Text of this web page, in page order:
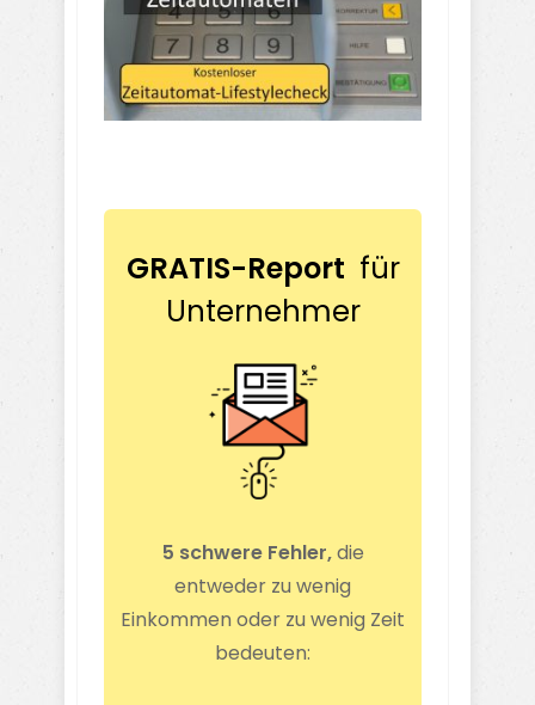
GRATIS-Report für
Unternehmer
5 schwere Fehler,die
entweder zu wenig
Einkommen oder zu wenig Zeit
bedeuten: